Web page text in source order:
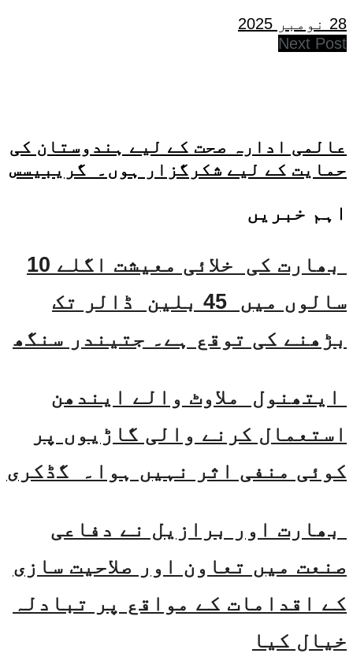
28 نومبر 2025
Next Post
عالمی ادارہ صحت کے لیے ہندوستان کی
حمایت کے لیے شکرگزار ہوں۔ گریبیسس
اہم خبریں
بھارت کی خلائی معیشت اگلے 10
سالوں میں 45 بلین ڈالر تک
بڑھنے کی توقع ہے۔ جتیندر سنگھ
ایتھنول ملاوٹ والے ایندھن
استعمال کرنے والی گاڑیوں پر
کوئی منفی اثر نہیں ہوا۔ گڈکری
بھارت اور برازیل نے دفاعی
صنعت میں تعاون اور صلاحیت سازی
کے اقدامات کے مواقع پر تبادلہ
خیال کیا